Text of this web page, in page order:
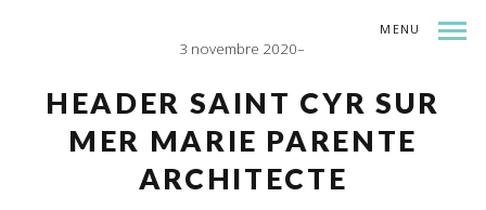
MENU
3 novembre 2020
HEADER SAINT CYR SUR
MER MARIE PARENTE
ARCHITECTE